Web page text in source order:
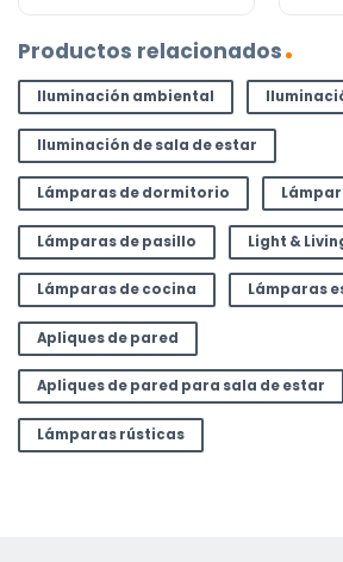
Productos relacionados
Iluminación ambiental
Iluminación de sala de estar
Lámparas de dormitorio
Lámparas de pasillo Light &
Lámparas de cocina Lámparas
Apliques de pared
Apliques de pared para sala de estar
Lámparas rústicas